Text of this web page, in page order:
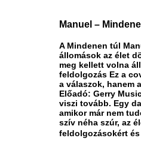
Manuel –
A Mindenen túl
állomások az élet
meg kellett volna
feldolgozás Ez a
a válaszok, hanem
Előadó: Gerry
viszi tovább. Egy
amikor már nem
szív néha szúr, az
feldolgozásokért